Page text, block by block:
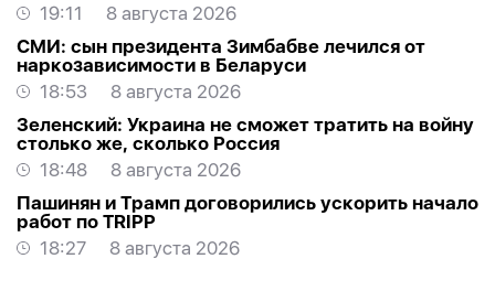
19:11
8 августа 2026
СМИ: сын президента Зимбабве лечился от
наркозависимости в Беларуси
18:53
8 августа 2026
Зеленский: Украина не сможет тратить на войну
столько же, сколько Россия
18:48
8 августа 2026
Пашинян и Трамп договорились ускорить начало
работ по TRIPP
18:27
8 августа 2026